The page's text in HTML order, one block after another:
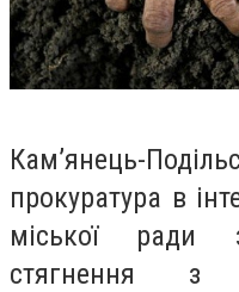
Кам’янець-
прокуратура в
міської ради
стягнення з